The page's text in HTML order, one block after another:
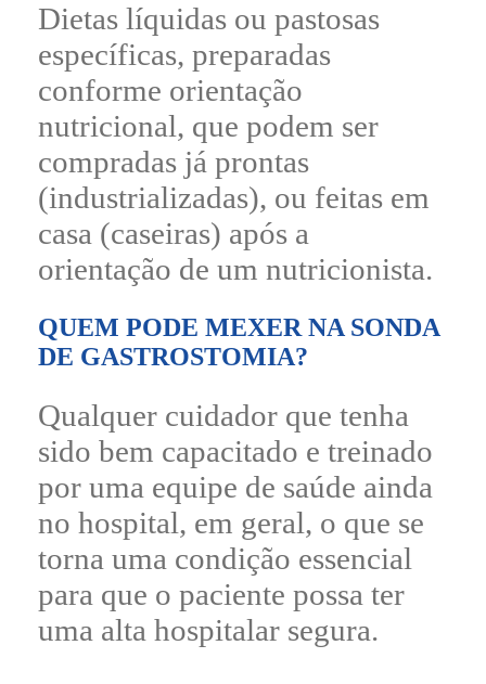
Dietas líquidas ou pastosas
específicas, preparadas
conforme orientação
nutricional, que podem ser
compradas já prontas
(industrializadas), ou feitas em
casa (caseiras) após a
orientação de um nutricionista.
QUEM PODE MEXER NA SONDA
DE GASTROSTOMIA?
Qualquer cuidador que tenha
sido bem capacitado e treinado
por uma equipe de saúde ainda
no hospital, em geral, o que se
torna uma condição essencial
para que o paciente possa ter
uma alta hospitalar segura.